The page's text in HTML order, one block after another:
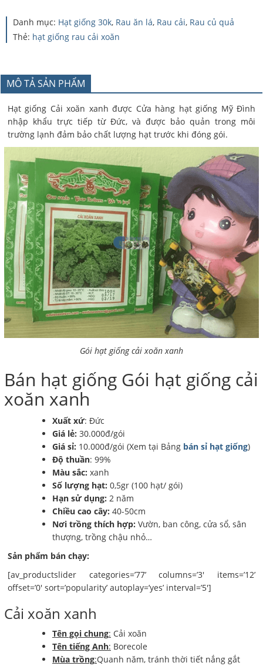
Danh mục: Hạt giống 30k, Rau ăn lá, Rau cải, Rau củ quả
Thẻ: hạt giống rau cải xoăn
MÔ TẢ SẢN PHẨM
Hạt giống Cải xoăn xanh được Cửa hàng hạt giống Mỹ Đình
nhập khẩu trực tiếp từ Đức, và được bảo quản trong môi
trường lạnh đảm bảo chất lượng hạt trước khi đóng gói.
Gói hạt giống cải xoăn xanh
Bán hạt giống Gói hạt giống cải
xoăn xanh
Xuất xứ: Đức
Giá lẻ: 30.000đ/gói
Giá sỉ: 10.000đ/gói (Xem tại Bảng bán sỉ hạt giống)
Độ thuần: 99%
Màu sắc: xanh
Số lượng hạt: 0,5gr (100 hạt/ gói)
Hạn sử dụng: 2 năm
Chiều cao cây: 40-50cm
Nơi trồng thích hợp: Vườn, ban công, cửa sổ, sân
thượng, trồng chậu nhỏ…
Sản phẩm bán chạy:
[av_productslider categories=’77’ columns=’3′ items=’12’
offset=’0′ sort=’popularity’ autoplay=’yes’ interval=’5′]
Cải xoăn xanh
Tên gọi chung: Cải xoăn
Tên tiếng Anh: Borecole
Mùa trồng:Quanh năm, tránh thời tiết nắng gắt